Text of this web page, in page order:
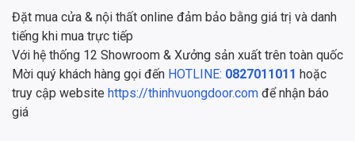
Đặt mua cửa & nội thất online đảm bảo bằng giá trị và danh
tiếng khi mua trực tiếp
Với hệ thống 12 Showroom & Xưởng sản xuất trên toàn quốc
Mời quý khách hàng gọi đến HOTLINE: 0827011011 hoặc
truy cập website https://thinhvuongdoor.com để nhận báo
giá